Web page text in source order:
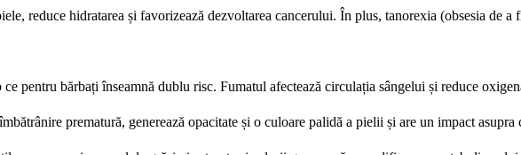
reduce hidratarea și favorizează dezvoltarea cancerului. În plus, tanorexia (obsesia de
pentru bărbați înseamnă dublu risc. Fumatul afectează circulația sângelui și reduce
prematură, generează opacitate și o culoare palidă a pielii și are un impact asupra